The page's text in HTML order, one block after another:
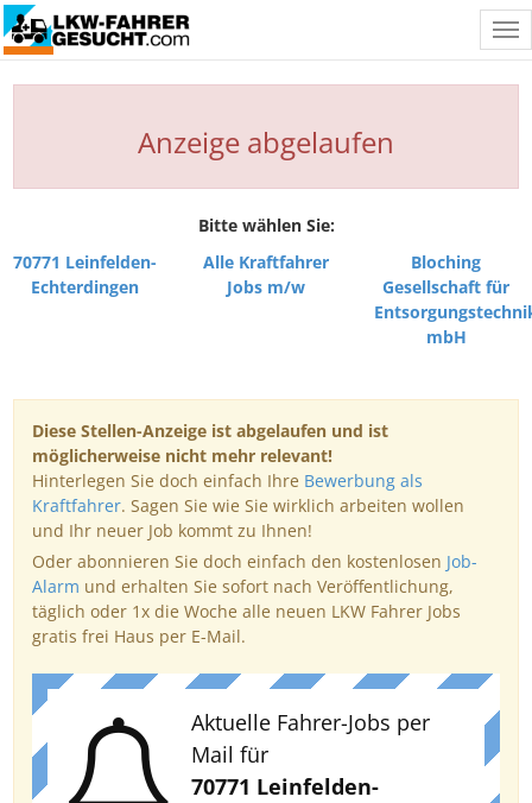
Anzeige abgelaufen
Bitte wählen Sie:
70771 Leinfelden-
Echterdingen
Alle Kraftfahrer
Jobs m/w
Bloching
Gesellschaft für
mbH
Diese Stellen-Anzeige ist abgelaufen und ist
möglicherweise nicht mehr relevant!
Hinterlegen Sie doch einfach Ihre Bewerbung als
Kraftfahrer. Sagen Sie wie Sie wirklich arbeiten wollen
und Ihr neuer Job kommt zu Ihnen!
Oder abonnieren Sie doch einfach den kostenlosen Job-
Alarm und erhalten Sie sofort nach Veröffentlichung,
täglich oder 1x die Woche alle neuen LKW Fahrer Jobs
gratis frei Haus per E-Mail.
Aktuelle Fahrer-Jobs per
Mail für
70771 Leinfelden-